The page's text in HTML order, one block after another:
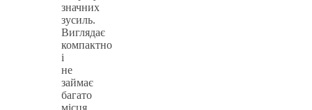
значних
зусиль.
Виглядає
компактно
і
не
займає
багато
місця.